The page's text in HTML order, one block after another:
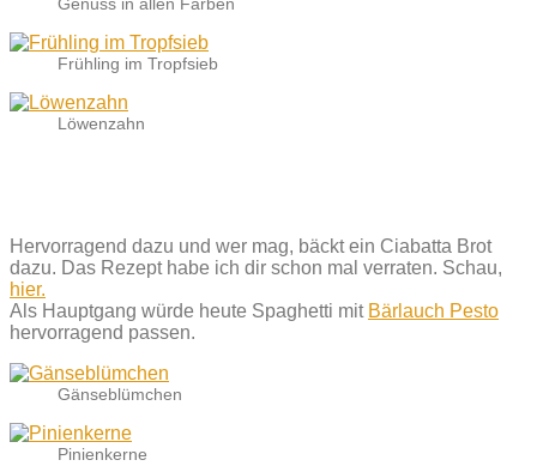
Frühling im Tropfsieb
Löwenzahn
Hervorragend dazu und wer mag, bäckt ein Ciabatta Brot
dazu. Das Rezept habe ich dir schon mal verraten. Schau,
hier.
Als Hauptgang würde heute Spaghetti mit Bärlauch Pesto
hervorragend passen.
Gänseblümchen
Pinienkerne